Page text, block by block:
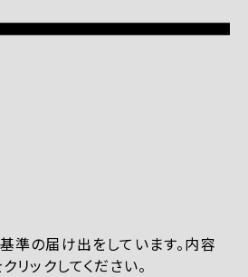
準の届け出をしています。内容
リックしてください。